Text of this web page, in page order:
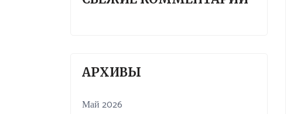
АРХИВЫ
Май 2026